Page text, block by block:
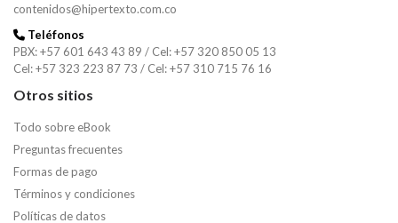
contenidos@hipertexto.com.co
Teléfonos
PBX: +57 601 643 43 89 / Cel: +57 320 850 05 13
Cel: +57 323 223 87 73 / Cel: +57 310 715 76 16
Otros sitios
Todo sobre eBook
Preguntas frecuentes
Formas de pago
Términos y condiciones
Políticas de datos